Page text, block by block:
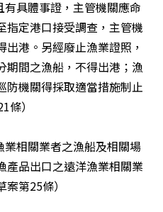
具體事證，主管機關應命
指定港口接受調查，主管機
港。另經廢止漁業證照，
期間之漁船，不得出港；漁
防機關得採取適當措施制止
）
相關業者之漁船及相關場
產品出口之遠洋漁業相關業
第25條）